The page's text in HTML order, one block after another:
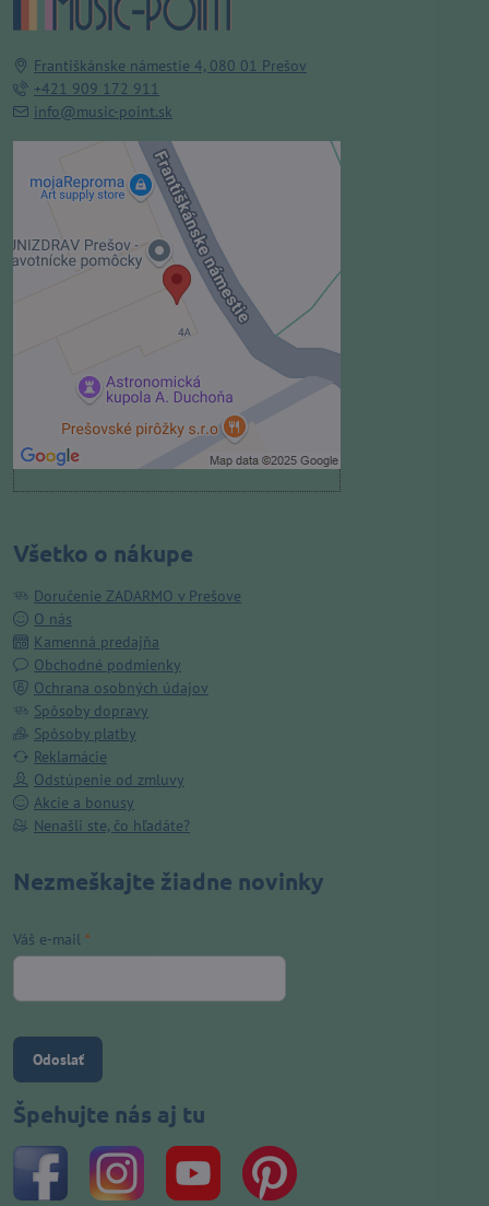
Františkánske námestie 4, 080 01 Prešov
+421 909 172 911
info@music-point.sk
Externý obsah je blokovaný
Voľbami súkromia
Prajete si načítať externý obsah?
Povoliť tentokrát
Povoliť a zapamätať - súhlas s
druhom cookie: Funkčné
Otvoriť obsah v novom okne
Všetko o nákupe
Doručenie ZADARMO v Prešove
O nás
Kamenná predajňa
Obchodné podmienky
Ochrana osobných údajov
Spôsoby dopravy
Spôsoby platby
Reklamácie
Odstúpenie od zmluvy
Akcie a bonusy
Nenašli ste, čo hľadáte?
Nezmeškajte žiadne novinky
Váš e-mail *
Odoslať
Špehujte nás aj tu